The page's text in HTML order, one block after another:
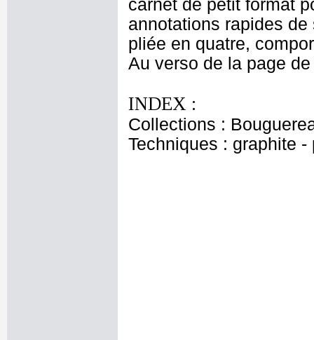
carnet de petit format
annotations rapides
pliée en quatre,
Au verso de la page
INDEX :
Collections :
Techniques : graphite